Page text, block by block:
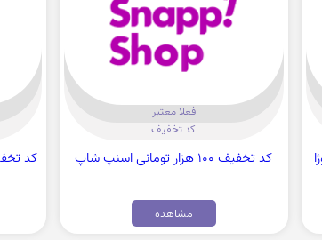
فعلا معتبر
کد تخفیف
کد تخفیف 100 هزار تومانی اسنپ شاپ
مشاهده